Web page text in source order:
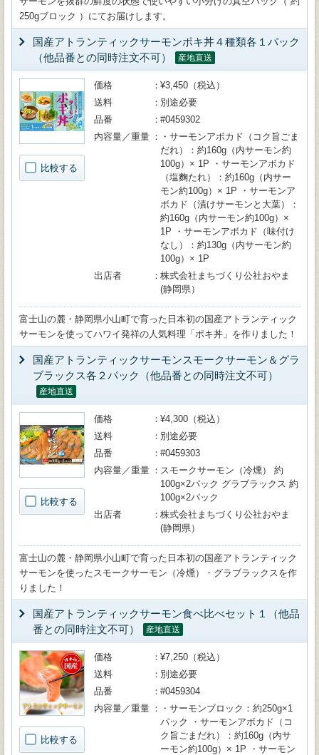
250gブロック ）にてお届けします。
国産アトランティックサーモンポキ丼４種類各１パック
（他品番との同時注文不可）
産地直送
比較する
価格
¥3,450（税込）
送料
別途必要
品番
#0459302
内容量／重量
・サーモンアボカド（コク旨ごま
だれ）：約160g（内サーモン約
100g）× 1P ・サーモンアボカド
（塩麴たれ）：約160g（内サー
モン約100g）× 1P ・サーモンア
ボカド（漬けサーモンと大葉）：
約160g（内サーモン約100g）×
1P ・サーモンアボカド（味付け
なし）：約130g（内サーモン約
100g）× 1P
出店者
株式会社まちづくり公社おやま
(静岡県）
富士山の麓・静岡県小山町で育った日本初の国産アトランティック
サーモンを使ってハワイ発祥の人気料理「ポキ丼」を作りました！
国産アトランティックサーモンスモークサーモン＆グラ
ブラックス各２パック（他品番との同時注文不可）
産地直送
比較する
価格
¥4,300（税込）
送料
別途必要
品番
#0459303
内容量／重量
スモークサーモン（冷燻） 約
100g×2パック グラブラックス 約
100g×2パック
出店者
株式会社まちづくり公社おやま
(静岡県）
富士山の麓・静岡県小山町で育った日本初の国産アトランティック
サーモンを使ったスモークサーモン（冷燻）・グラブラックスを作
りました！
国産アトランティックサーモン食べ比べセット１（他品
番との同時注文不可）
産地直送
比較する
価格
¥7,250（税込）
送料
別途必要
品番
#0459304
内容量／重量
・サーモンブロック：約250g×1
パック ・サーモンアボカド（コ
ク旨ごまだれ）：約160g（内サ
ーモン約100g）× 1P ・サーモン